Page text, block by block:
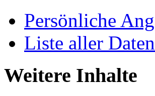
Persönliche
Liste aller
Weitere Inhalte